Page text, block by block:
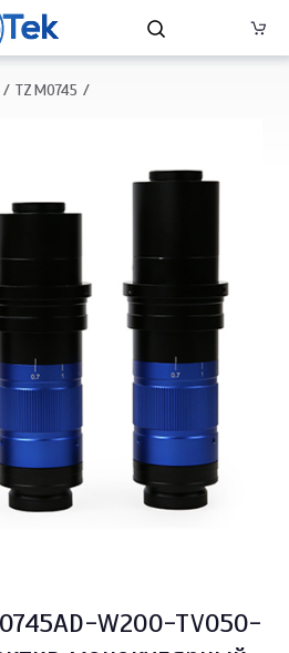
TZM0745
W200-TV050-